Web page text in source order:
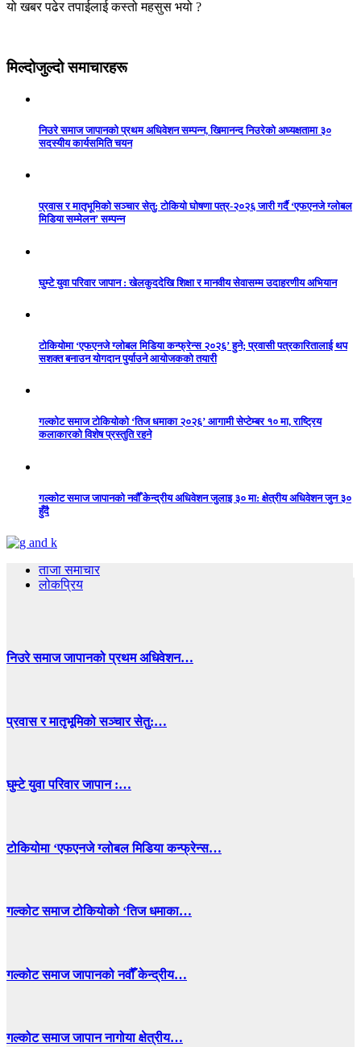
यो खबर पढेर तपाईलाई कस्तो महसुस भयो ?
मिल्दोजुल्दो समाचारहरू
निउरे समाज जापानको प्रथम अधिवेशन सम्पन्न, खिमानन्द निउरेको अध्यक्षतामा ३०
सदस्यीय कार्यसमिति चयन
प्रवास र मातृभूमिको सञ्चार सेतु: टोकियो घोषणा पत्र-२०२६ जारी गर्दै ‘एफएनजे ग्लोबल
मिडिया सम्मेलन’ सम्पन्न
घुम्टे युवा परिवार जापान : खेलकुददेखि शिक्षा र मानवीय सेवासम्म उदाहरणीय अभियान
टोकियोमा ‘एफएनजे ग्लोबल मिडिया कन्फ्रेन्स २०२६’ हुने; प्रवासी पत्रकारितालाई थप
सशक्त बनाउन योगदान पुर्याउने आयोजकको तयारी
गल्कोट समाज टोकियोको ‘तिज धमाका २०२६’ आगामी सेप्टेम्बर १० मा, राष्ट्रिय
कलाकारको विशेष प्रस्तुति रहने
गल्कोट समाज जापानको नवौँ केन्द्रीय अधिवेशन जुलाइ ३० मा: क्षेत्रीय अधिवेशन जुन ३०
हुँदै
ताजा समाचार
लोकप्रिय
निउरे समाज जापानको प्रथम अधिवेशन…
प्रवास र मातृभूमिको सञ्चार सेतु:…
घुम्टे युवा परिवार जापान :…
टोकियोमा ‘एफएनजे ग्लोबल मिडिया कन्फ्रेन्स…
गल्कोट समाज टोकियोको ‘तिज धमाका…
गल्कोट समाज जापानको नवौँ केन्द्रीय…
गल्कोट समाज जापान नागोया क्षेत्रीय…